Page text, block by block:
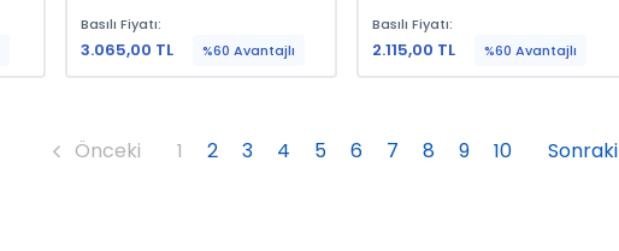
Basılı Fiyatı:
3.065,00 TL %60 Avantajlı
Basılı Fiyatı:
2.115,00 TL %60 Avantajlı
Önceki 1 2 3 4 5 6 7 8 9 10 Sonraki